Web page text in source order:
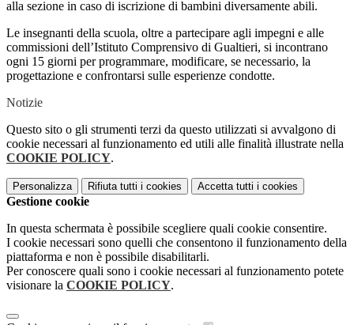
alla sezione in caso di iscrizione di bambini diversamente abili.
Le insegnanti della scuola, oltre a partecipare agli impegni e alle
commissioni dell’Istituto Comprensivo di Gualtieri, si incontrano
ogni 15 giorni per programmare, modificare, se necessario, la
progettazione e confrontarsi sulle esperienze condotte.
Notizie
Questo sito o gli strumenti terzi da questo utilizzati si avvalgono di
cookie necessari al funzionamento ed utili alle finalità illustrate nella
COOKIE POLICY.
Personalizza Rifiuta tutti i cookies Accetta tutti i cookies
Gestione cookie
In questa schermata è possibile scegliere quali cookie consentire.
I cookie necessari sono quelli che consentono il funzionamento della
piattaforma e non è possibile disabilitarli.
Per conoscere quali sono i cookie necessari al funzionamento potete
visionare la COOKIE POLICY.